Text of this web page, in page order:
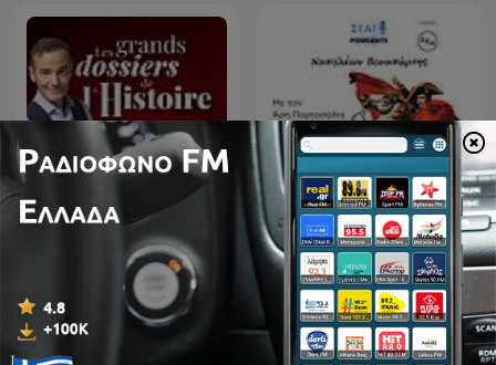
Les grands dossiers de
l'Histoire par Franck
Ferrand
Ναπολέων Βοναπάρτης